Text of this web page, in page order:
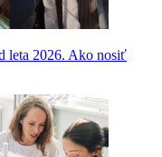
leta 2026. Ako nosiť